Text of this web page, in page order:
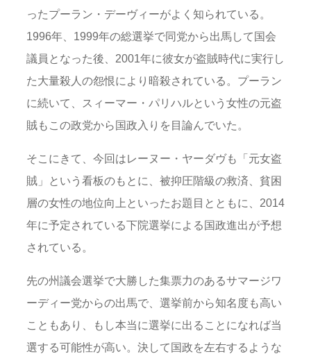
ったプーラン・デーヴィーがよく知られている。
1996年、1999年の総選挙で同党から出馬して国会
議員となった後、2001年に彼女が盗賊時代に実行し
た大量殺人の怨恨により暗殺されている。プーラン
に続いて、スィーマー・パリハルという女性の元盗
賊もこの政党から国政入りを目論んでいた。
そこにきて、今回はレーヌー・ヤーダヴも「元女盗
賊」という看板のもとに、被抑圧階級の救済、貧困
層の女性の地位向上といったお題目とともに、2014
年に予定されている下院選挙による国政進出が予想
されている。
先の州議会選挙で大勝した集票力のあるサマージワ
ーディー党からの出馬で、選挙前から知名度も高い
こともあり、もし本当に選挙に出ることになれば当
選する可能性が高い。決して国政を左右するような